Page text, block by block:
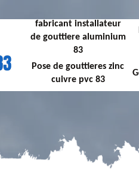
fabricant installateur
de gouttiere aluminium
83
Pose de gouttieres zinc
cuivre pvc 83